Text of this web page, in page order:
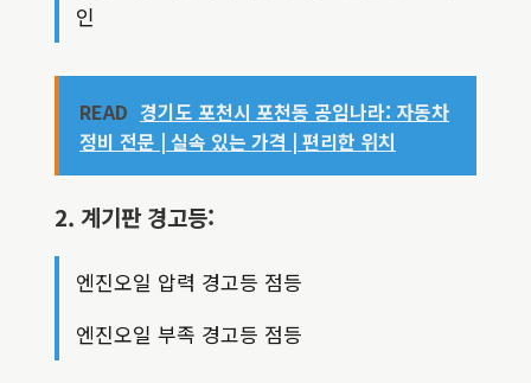
인
READ 경기도 포천시 포천동 공임나라: 자동차
정비 전문 | 실속 있는 가격 | 편리한 위치
2. 계기판 경고등:
엔진오일 압력 경고등 점등
엔진오일 부족 경고등 점등